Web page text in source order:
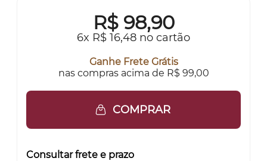
R$ 98,90
6x R$ 16,48 no cartão
Ganhe Frete Grátis
nas compras acima de R$ 99,00
COMPRAR
Consultar frete e prazo